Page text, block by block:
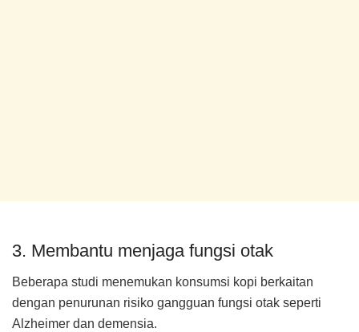
3. Membantu menjaga fungsi otak
Beberapa studi menemukan konsumsi kopi berkaitan
dengan penurunan risiko gangguan fungsi otak seperti
Alzheimer dan demensia.